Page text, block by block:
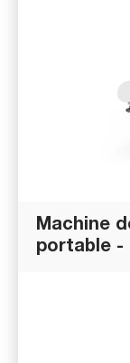
Machine
portable -